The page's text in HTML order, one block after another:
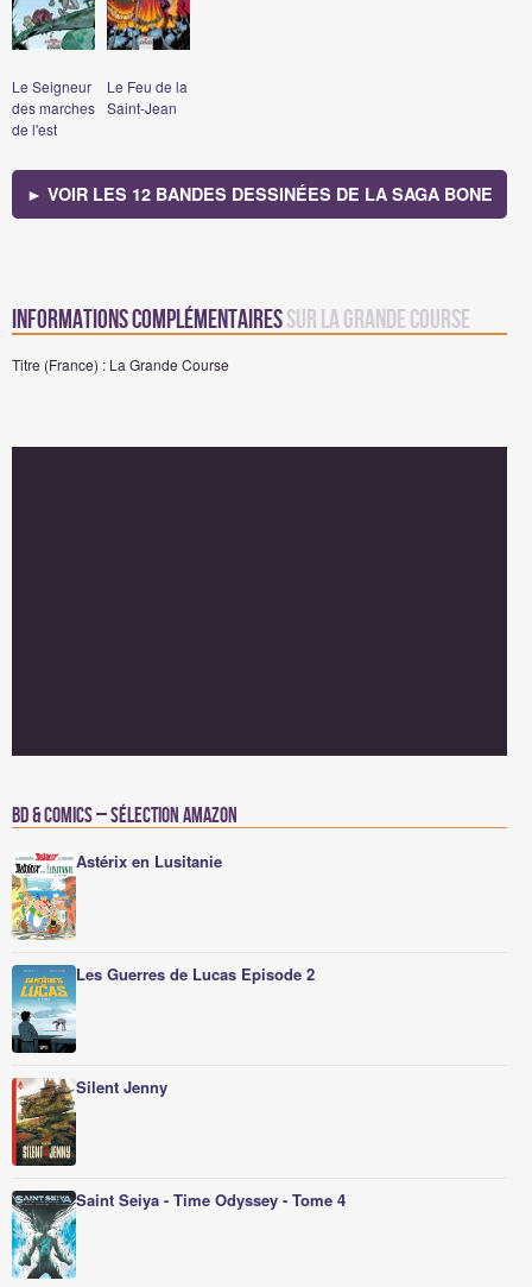
Le Seigneur
des marches
de l'est
Le Feu de la
Saint-Jean
► VOIR LES 12 BANDES DESSINÉES DE LA SAGA BONE
Informations complémentairessur La Grande Course
Titre (France) : La Grande Course
BD & Comics – Sélection Amazon
Astérix en Lusitanie
Les Guerres de Lucas Episode 2
Silent Jenny
Saint Seiya - Time Odyssey - Tome 4